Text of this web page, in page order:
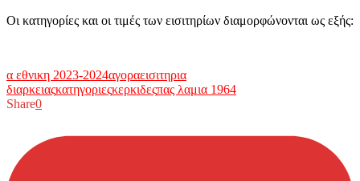
Οι κατηγορίες και οι τιμές των εισιτηρίων διαμορφώνονται ως εξής:
α εθνικη 2023-2024αγοραεισιτηρια
διαρκειαςκατηγοριεςκερκιδεςπας λαμια 1964
Share0